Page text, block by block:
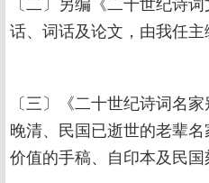
话、词话及论文，由我任主
〔三〕《二十世纪诗词名
晚清、民国已逝世的老辈
价值的手稿、自印本及民国